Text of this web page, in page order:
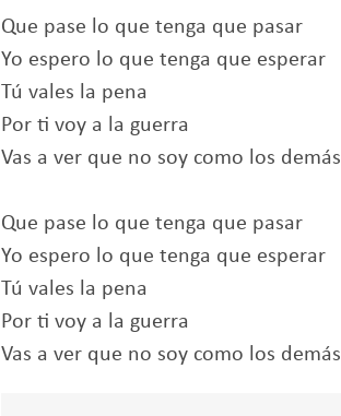
Que pase lo que tenga que pasar
Yo espero lo que tenga que esperar
Tú vales la pena
Por ti voy a la guerra
Vas a ver que no soy como los demás
Que pase lo que tenga que pasar
Yo espero lo que tenga que esperar
Tú vales la pena
Por ti voy a la guerra
Vas a ver que no soy como los demás